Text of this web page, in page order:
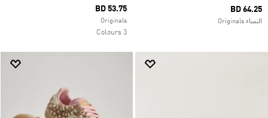
BD 64.25
النساء Originals
BD 53.75
Originals
3 Colours